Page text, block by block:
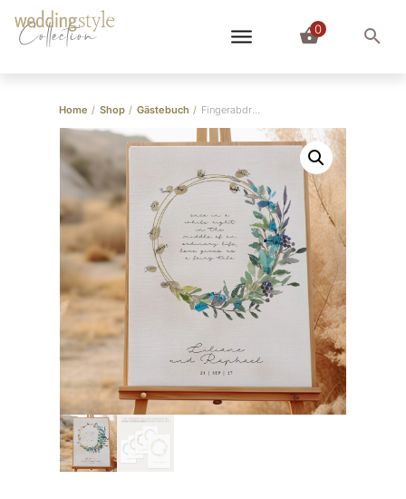
Collection 0
Home / Shop / Gästebuch / Fingerabdruck Bild “Floral Kranz”